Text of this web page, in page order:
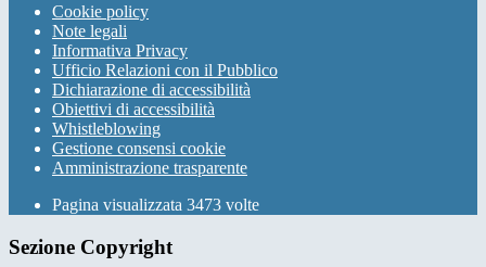
Cookie policy
Note legali
Informativa Privacy
Ufficio Relazioni con il Pubblico
Dichiarazione di accessibilità
Obiettivi di accessibilità
Whistleblowing
Gestione consensi cookie
Amministrazione trasparente
Pagina visualizzata 3473 volte
Sezione Copyright